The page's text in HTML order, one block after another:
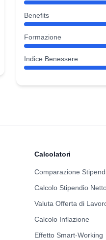
Benefits
Formazione
Indice Benessere
Calcolatori
Comparazione
Calcolo Stipendio
Valuta Offerta di
Calcolo Inflazione
Effetto Smart-Working